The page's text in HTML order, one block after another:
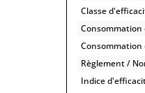
Classe
Consommation
Consommation
Règlement /
Indice